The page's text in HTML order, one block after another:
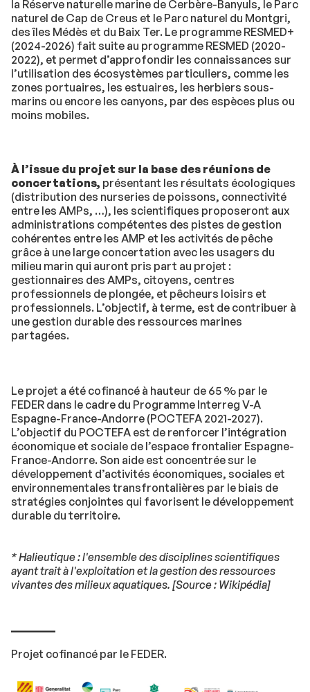
la Réserve naturelle marine de Cerbère-Banyuls, le Parc
naturel de Cap de Creus et le Parc naturel du Montgri,
des îles Médès et du Baix Ter. Le programme RESMED+
(2024-2026) fait suite au programme RESMED (2020-
2022), et permet d’approfondir les connaissances sur
l’utilisation des écosystèmes particuliers, comme les
zones portuaires, les estuaires, les herbiers sous-
marins ou encore les canyons, par des espèces plus ou
moins mobiles.
À l’issue du projet sur la base des réunions de
concertations, présentant les résultats écologiques
(distribution des nurseries de poissons, connectivité
entre les AMPs, …), les scientifiques proposeront aux
administrations compétentes des pistes de gestion
cohérentes entre les AMP et les activités de pêche
grâce à une large concertation avec les usagers du
milieu marin qui auront pris part au projet :
gestionnaires des AMPs, citoyens, centres
professionnels de plongée, et pêcheurs loisirs et
professionnels. L’objectif, à terme, est de contribuer à
une gestion durable des ressources marines
partagées.
Le projet a été cofinancé à hauteur de 65 % par le
FEDER dans le cadre du Programme Interreg V-A
Espagne-France-Andorre (POCTEFA 2021-2027).
L’objectif du POCTEFA est de renforcer l’intégration
économique et sociale de l’espace frontalier Espagne-
France-Andorre. Son aide est concentrée sur le
développement d’activités économiques, sociales et
environnementales transfrontalières par le biais de
stratégies conjointes qui favorisent le développement
durable du territoire.
* Halieutique : l'ensemble des disciplines scientifiques
ayant trait à l'exploitation et la gestion des ressources
vivantes des milieux aquatiques. [Source : Wikipédia]
Projet cofinancé par le FEDER.